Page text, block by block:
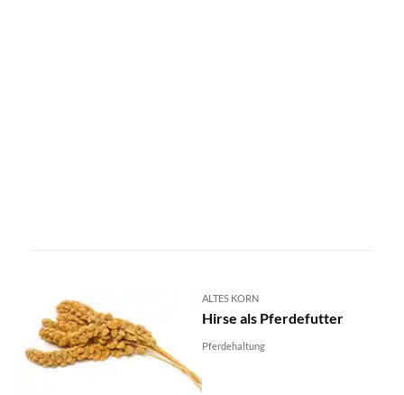
ALTES KORN
Hirse als Pferdefutter
Pferdehaltung